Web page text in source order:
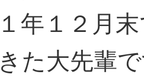
年１２月
た大先輩